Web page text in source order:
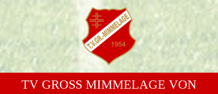
TV GROSS MIMMELAGE VON 1